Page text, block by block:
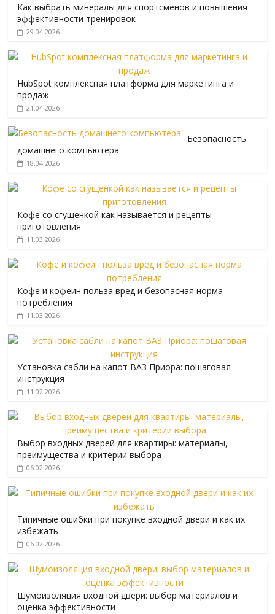
Как выбрать минералы для спортсменов и повышения
эффективности тренировок
29.04.2026
HubSpot комплексная платформа для маркетинга и
продаж
21.04.2026
Безопасность
домашнего компьютера
18.04.2026
Кофе со сгущенкой как называется и рецепты
приготовления
11.03.2026
Кофе и кофеин польза вред и безопасная норма
потребления
11.03.2026
Установка сабли на капот ВАЗ Приора: пошаговая
инструкция
11.02.2026
Выбор входных дверей для квартиры: материалы,
преимущества и критерии выбора
06.02.2026
Типичные ошибки при покупке входной двери и как их
избежать
06.02.2026
Шумоизоляция входной двери: выбор материалов и
оценка эффективности